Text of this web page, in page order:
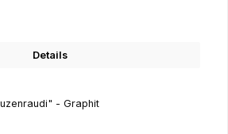
Details